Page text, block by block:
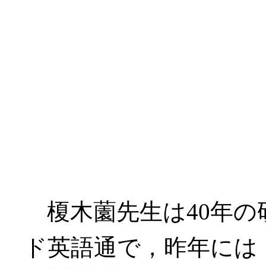
榎木薗先生は40年の
ド英語通で，昨年には